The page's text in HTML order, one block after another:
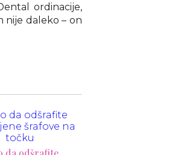
ordinacije,
nije daleko – on